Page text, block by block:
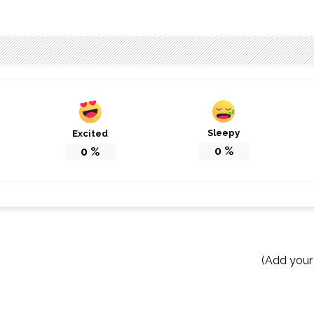
Excited
0 %
Sleepy
0%
(Add